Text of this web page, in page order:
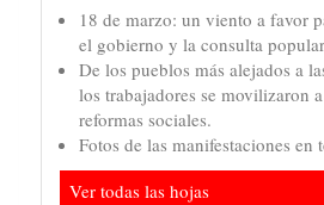
18 de marzo: un viento a favor
el gobierno y la consulta popular
De los pueblos más alejados a
los trabajadores se movilizaron
reformas sociales.
Fotos de las manifestaciones en
Ver todas las hojas